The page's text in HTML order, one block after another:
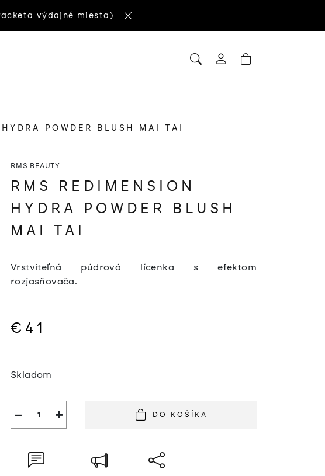
výdajné miesta)
HĽADAŤNÁKUPNÝ
POWDER BLUSH MAI TAI
RMS BEAUTY
RMS REDIMENSION
HYDRA POWDER BLUSH
MAI TAI
Vrstviteľná púdrová lícenka s efektom
rozjasňovača.
€41
cena:
Skladom
+
− DO KOŠÍKA